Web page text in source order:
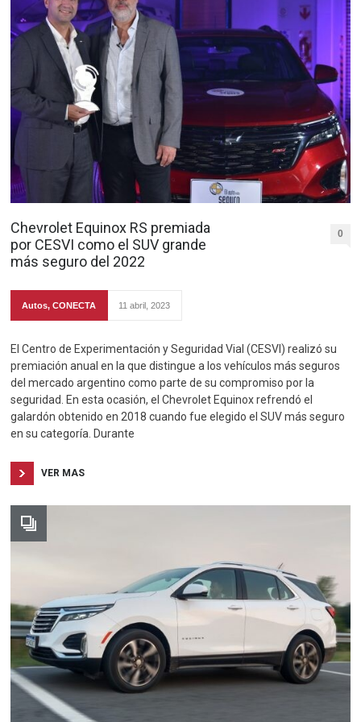
Chevrolet Equinox RS premiada
por CESVI como el SUV grande
más seguro del 2022
0
Autos,CONECTA 11 abril, 2023
El Centro de Experimentación y Seguridad Vial (CESVI) realizó su
premiación anual en la que distingue a los vehículos más seguros
del mercado argentino como parte de su compromiso por la
seguridad. En esta ocasión, el Chevrolet Equinox refrendó el
galardón obtenido en 2018 cuando fue elegido el SUV más seguro
en su categoría. Durante
VER MAS